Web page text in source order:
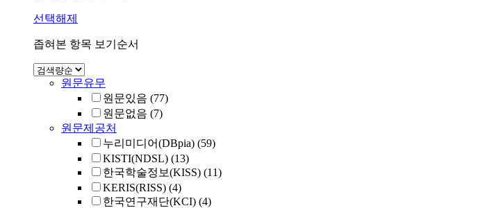
선택해제
좁혀본 항목 보기순서
원문유무
원문있음 (77)
원문없음 (7)
원문제공처
누리미디어(DBpia) (59)
KISTI(NDSL) (13)
한국학술정보(KISS) (11)
KERIS(RISS) (4)
한국연구재단(KCI) (4)